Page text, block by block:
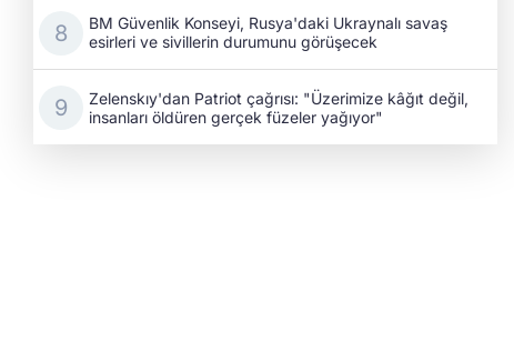
BM Güvenlik Konseyi, Rusya'daki Ukraynalı savaş
esirleri ve sivillerin durumunu görüşecek
Zelenskıy'dan Patriot çağrısı: "Üzerimize kâğıt değil,
insanları öldüren gerçek füzeler yağıyor"